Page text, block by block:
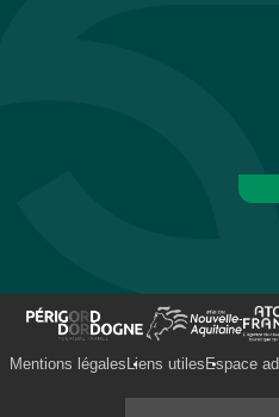
Mentions légales Liens utiles Espace